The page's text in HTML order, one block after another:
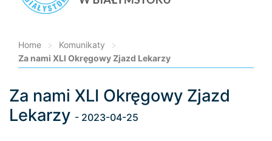
Home > Komunikaty
>
Za nami XLI Okręgowy Zjazd Lekarzy
Loading...
Za nami XLI Okręgowy Zjazd
Lekarzy - 2023-04-25